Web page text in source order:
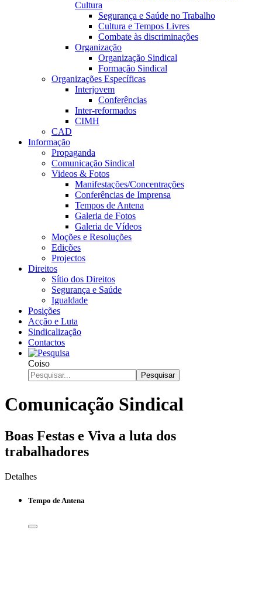
Cultura
Segurança e Saúde no Trabalho
Cultura e Tempos Livres
Combate às discriminações
Organização
Organização Sindical
Formação Sindical
Organizações Específicas
Interjovem
Conferências
Inter-reformados
CIMH
CAD
Informação
Propaganda
Comunicação Sindical
Videos & Fotos
Manifestações/Concentrações
Conferências de Imprensa
Tempos de Antena
Galeria de Fotos
Galeria de Vídeos
Moções e Resoluções
Edições
Projectos
Direitos
Sítio dos Direitos
Segurança e Saúde
Igualdade
Posições
Acção e Luta
Sindicalização
Contactos
Coiso
Pesquisar
Comunicação Sindical
Boas Festas e Viva a luta dos
trabalhadores
Detalhes
Tempo de Antena